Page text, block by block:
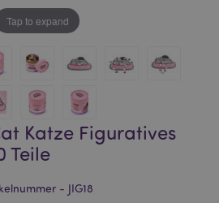
Tap to expand
Katze Figuratives
Teile
- JIG18